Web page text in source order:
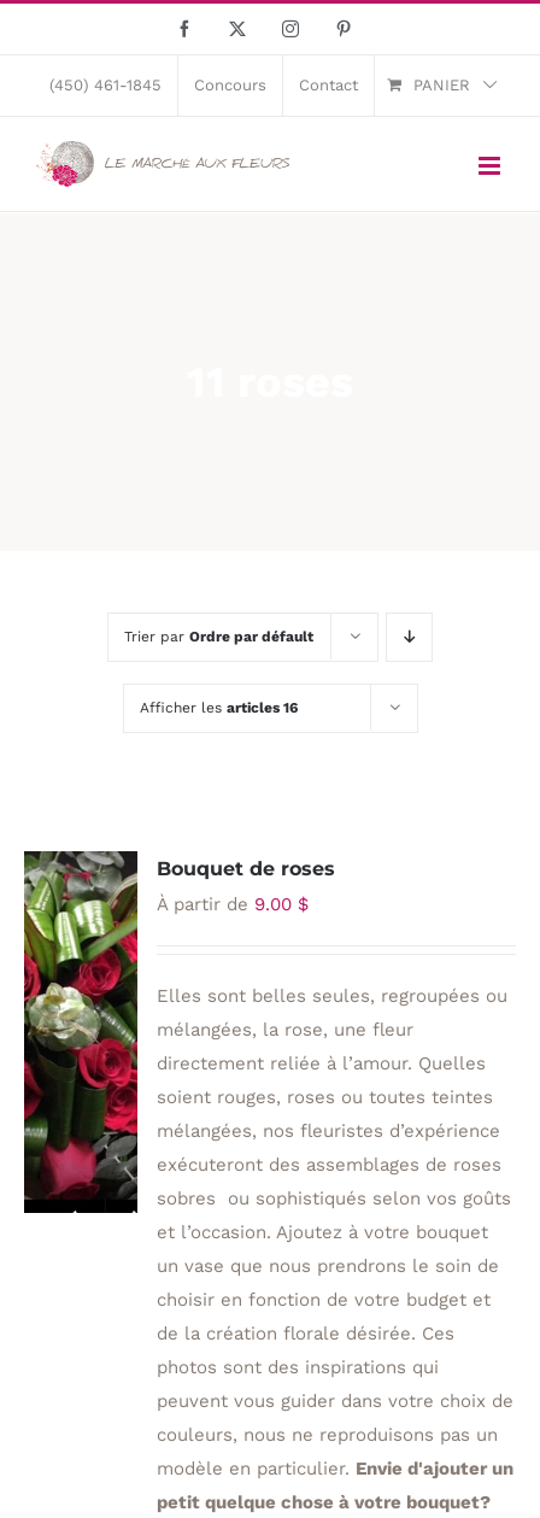
content
Facebook Instagram
(450) 461-1845 Concours Contact PANIER
Trier par Ordre par défault
Afficher les articles 16
Bouquet de roses
À partir de 9.00 $
Elles sont belles seules, regroupées ou
mélangées, la rose, une fleur
directement reliée à l’amour. Quelles
soient rouges, roses ou toutes teintes
mélangées, nos fleuristes d’expérience
exécuteront des assemblages de roses
sobres ou sophistiqués selon vos goûts
et l’occasion. Ajoutez à votre bouquet
un vase que nous prendrons le soin de
choisir en fonction de votre budget et
de la création florale désirée. Ces
photos sont des inspirations qui
peuvent vous guider dans votre choix de
couleurs, nous ne reproduisons pas un
modèle en particulier. Envie d'ajouter un
petit quelque chose à votre bouquet?